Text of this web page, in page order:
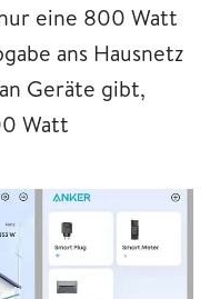
eine 800 Watt
ans Hausnetz
Geräte gibt,
Watt